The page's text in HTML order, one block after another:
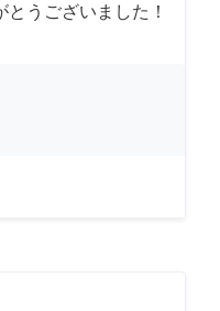
うございました！